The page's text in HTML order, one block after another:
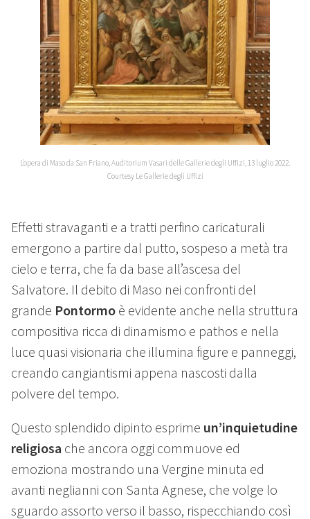
L’opera di Maso da San Friano, Auditorium Vasari delle Gallerie degli Uffizi, 13 luglio 2022.
Courtesy Le Gallerie degli Uffizi
Effetti stravaganti e a tratti perfino caricaturali
emergono a partire dal putto, sospeso a metà tra
cielo e terra, che fa da base all’ascesa del
Salvatore. Il debito di Maso nei confronti del
grande Pontormo è evidente anche nella struttura
compositiva ricca di dinamismo e pathos e nella
luce quasi visionaria che illumina figure e panneggi,
creando cangiantismi appena nascosti dalla
polvere del tempo.
Questo splendido dipinto esprime un’inquietudine
religiosa che ancora oggi commuove ed
emoziona mostrando una Vergine minuta ed
avanti neglianni con Santa Agnese, che volge lo
sguardo assorto verso il basso, rispecchiando così